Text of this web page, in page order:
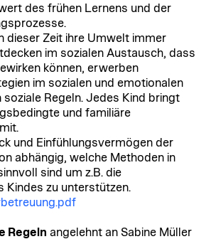
des frühen Lernens und der
dieser Zeit ihre Umwelt immer
im sozialen Austausch, dass
können, erwerben
im sozialen und emotionalen
soziale Regeln. Jedes Kind bringt
und familiäre
und Einfühlungsvermögen der
abhängig, welche Methoden in
sind um z.B. die
Kindes zu unterstützen.
Regeln angelehnt an Sabine Müller